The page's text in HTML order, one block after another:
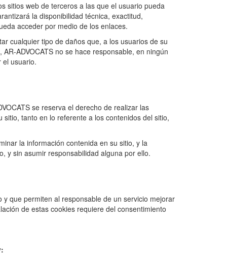
sitios web de terceros a las que el usuario pueda
la disponibilidad técnica, exactitud,
acceder por medio de los enlaces.
cualquier tipo de daños que, a los usuarios de su
ADVOCATS no se hace responsable, en ningún
el usuario.
se reserva el derecho de realizar las
tanto en lo referente a los contenidos del sitio,
la información contenida en su sitio, y la
y sin asumir responsabilidad alguna por ello.
que permiten al responsable de un servicio mejorar
de estas cookies requiere del consentimiento